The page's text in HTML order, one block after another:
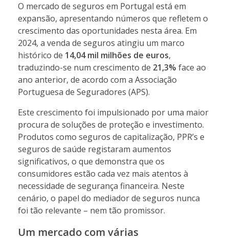
O mercado de seguros em Portugal está em
expansão, apresentando números que refletem o
crescimento das oportunidades nesta área. Em
2024, a venda de seguros atingiu um marco
histórico de 14,04 mil milhões de euros,
traduzindo-se num crescimento de 21,3% face ao
ano anterior, de acordo com a Associação
Portuguesa de Seguradores (APS).
Este crescimento foi impulsionado por uma maior
procura de soluções de proteção e investimento.
Produtos como seguros de capitalização, PPR’s e
seguros de saúde registaram aumentos
significativos, o que demonstra que os
consumidores estão cada vez mais atentos à
necessidade de segurança financeira. Neste
cenário, o papel do mediador de seguros nunca
foi tão relevante – nem tão promissor.
Um mercado com várias